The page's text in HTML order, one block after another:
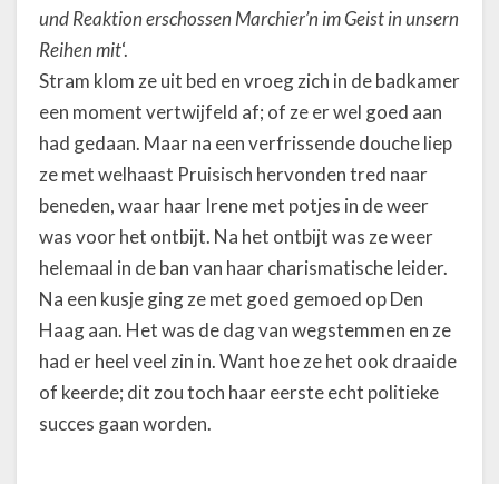
und Reaktion erschossen Marchier’n im Geist in unsern
Reihen mit‘.
Stram klom ze uit bed en vroeg zich in de badkamer
een moment vertwijfeld af; of ze er wel goed aan
had gedaan. Maar na een verfrissende douche liep
ze met welhaast Pruisisch hervonden tred naar
beneden, waar haar Irene met potjes in de weer
was voor het ontbijt. Na het ontbijt was ze weer
helemaal in de ban van haar charismatische leider.
Na een kusje ging ze met goed gemoed op Den
Haag aan. Het was de dag van wegstemmen en ze
had er heel veel zin in. Want hoe ze het ook draaide
of keerde; dit zou toch haar eerste echt politieke
succes gaan worden.